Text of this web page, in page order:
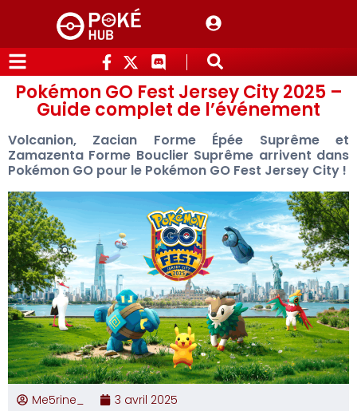
Pokémon GO Fest Jersey City 2025 –
Guide complet de l’événement
Volcanion, Zacian Forme Épée Suprême et
Zamazenta Forme Bouclier Suprême arrivent dans
Pokémon GO pour le Pokémon GO Fest Jersey City !
Me5rine_
3 avril 2025